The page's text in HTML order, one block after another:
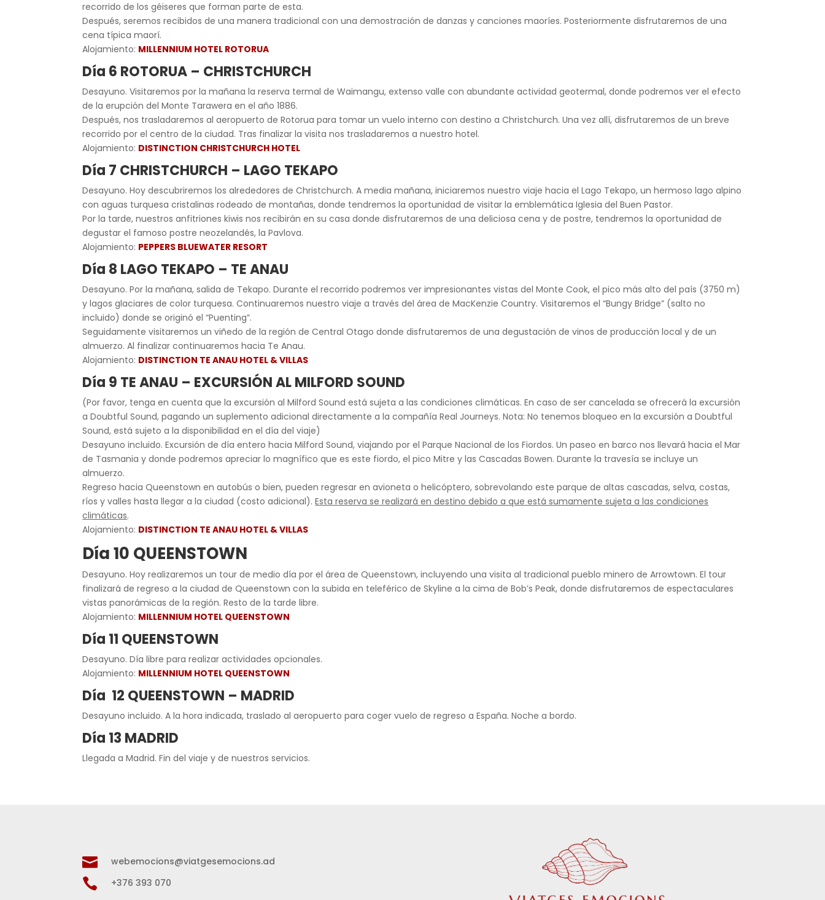
recorrido de los géiseres que forman parte de esta.
Después, seremos recibidos de una manera tradicional con una demostración de danzas y canciones maoríes. Posteriormente disfrutaremos de una
cena típica maorí.
Alojamiento: MILLENNIUM HOTEL ROTORUA
Día 6 ROTORUA – CHRISTCHURCH
Desayuno. Visitaremos por la mañana la reserva termal de Waimangu, extenso valle con abundante actividad geotermal, donde podremos ver el efecto
de la erupción del Monte Tarawera en el año 1886.
Después, nos trasladaremos al aeropuerto de Rotorua para tomar un vuelo interno con destino a Christchurch. Una vez allí, disfrutaremos de un breve
recorrido por el centro de la ciudad. Tras finalizar la visita nos trasladaremos a nuestro hotel.
Alojamiento: DISTINCTION CHRISTCHURCH HOTEL
Día 7 CHRISTCHURCH – LAGO TEKAPO
Desayuno. Hoy descubriremos los alrededores de Christchurch. A media mañana, iniciaremos nuestro viaje hacia el Lago Tekapo, un hermoso lago alpino
con aguas turquesa cristalinas rodeado de montañas, donde tendremos la oportunidad de visitar la emblemática Iglesia del Buen Pastor.
Por la tarde, nuestros anfitriones kiwis nos recibirán en su casa donde disfrutaremos de una deliciosa cena y de postre, tendremos la oportunidad de
degustar el famoso postre neozelandés, la Pavlova.
Alojamiento: PEPPERS BLUEWATER RESORT
Día 8 LAGO TEKAPO – TE ANAU
Desayuno. Por la mañana, salida de Tekapo. Durante el recorrido podremos ver impresionantes vistas del Monte Cook, el pico más alto del país (3750 m)
y lagos glaciares de color turquesa. Continuaremos nuestro viaje a través del área de MacKenzie Country. Visitaremos el “Bungy Bridge” (salto no
incluido) donde se originó el “Puenting”.
Seguidamente visitaremos un viñedo de la región de Central Otago donde disfrutaremos de una degustación de vinos de producción local y de un
almuerzo. Al finalizar continuaremos hacia Te Anau.
Alojamiento: DISTINCTION TE ANAU HOTEL & VILLAS
Día 9 TE ANAU – EXCURSIÓN AL MILFORD SOUND
(Por favor, tenga en cuenta que la excursión al Milford Sound está sujeta a las condiciones climáticas. En caso de ser cancelada se ofrecerá la excursión
a Doubtful Sound, pagando un suplemento adicional directamente a la compañía Real Journeys. Nota: No tenemos bloqueo en la excursión a Doubtful
Sound, está sujeto a la disponibilidad en el día del viaje)
Desayuno incluido. Excursión de día entero hacia Milford Sound, viajando por el Parque Nacional de los Fiordos. Un paseo en barco nos llevará hacia el Mar
de Tasmania y donde podremos apreciar lo magnífico que es este fiordo, el pico Mitre y las Cascadas Bowen. Durante la travesía se incluye un
almuerzo.
Regreso hacia Queenstown en autobús o bien, pueden regresar en avioneta o helicóptero, sobrevolando este parque de altas cascadas, selva, costas,
ríos y valles hasta llegar a la ciudad (costo adicional).Esta reserva se realizará en destino debido a que está sumamente sujeta a las condiciones
climáticas.
Alojamiento: DISTINCTION TE ANAU HOTEL & VILLAS
Día 10 QUEENSTOWN
Desayuno. Hoy realizaremos un tour de medio día por el área de Queenstown, incluyendo una visita al tradicional pueblo minero de Arrowtown. El tour
finalizará de regreso a la ciudad de Queenstown con la subida en teleférico de Skyline a la cima de Bob’s Peak, donde disfrutaremos de espectaculares
vistas panorámicas de la región. Resto de la tarde libre.
Alojamiento: MILLENNIUM HOTEL QUEENSTOWN
Día 11 QUEENSTOWN
Desayuno. Día libre para realizar actividades opcionales.
Alojamiento: MILLENNIUM HOTEL QUEENSTOWN
Día 12 QUEENSTOWN – MADRID
Desayuno incluido. A la hora indicada, traslado al aeropuerto para coger vuelo de regreso a España. Noche a bordo.
Día 13 MADRID
Llegada a Madrid. Fin del viaje y de nuestros servicios.
 webemocions@viatgesemocions.ad
 +376 393 070